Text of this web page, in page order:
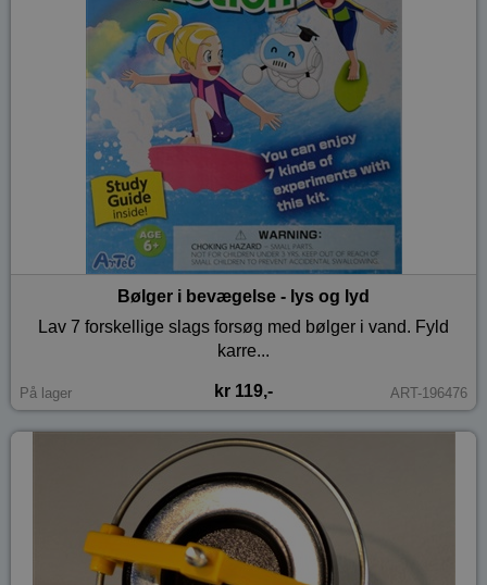
Bølger i bevægelse - lys og lyd
Lav 7 forskellige slags forsøg med bølger i vand. Fyld
karre...
På lager kr 119,- ART-196476